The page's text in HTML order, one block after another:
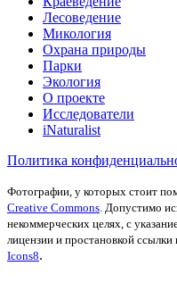
Лесоведение
Микология
Охрана природы
Парки
Экология
О проекте
Исследователи
iNaturalist
Политика
Фотографии, у которых стоит
Creative Commons . Допустимо
некоммерческих целях, с
лицензии и простановкой ссылки
Icons8.